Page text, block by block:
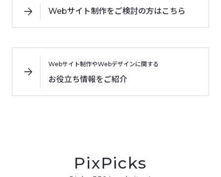
Webサイト制作をご検討の方はこちら
Webサイト制作やWebデザインに関する
お役立ち情報をご紹介
PixPicks